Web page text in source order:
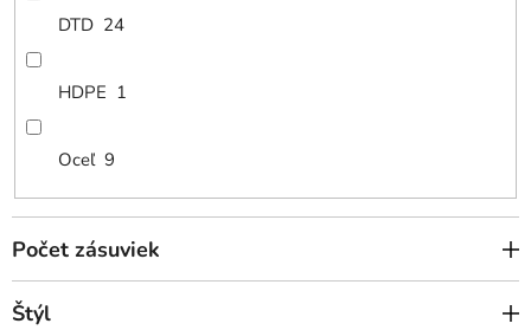
DTD 24
HDPE 1
Oceľ 9
Počet zásuviek
Štýl